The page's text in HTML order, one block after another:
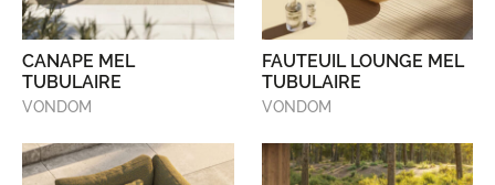
CANAPE MEL
TUBULAIRE
VONDOM
FAUTEUIL LOUNGE MEL
TUBULAIRE
VONDOM